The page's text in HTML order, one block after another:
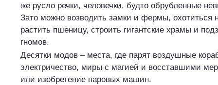
же русло речки, человечки, будто обрубленные
Зато можно возводить замки и фермы, охотиться
растить пшеницу, строить гигантские храмы и
гномов.
Десятки модов – места, где парят воздушные
электричество, миры с магией и восставшими
или изобретение паровых машин.